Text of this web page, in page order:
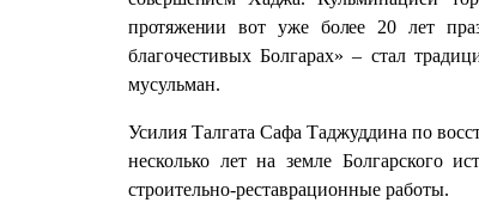
протяжении вот уже более 20 лет п
благочестивых Болгарах» – стал
мусульман.
Усилия Талгата Сафа Таджуддина по
несколько лет на земле Болгарского
строительно-реставрационные работы.